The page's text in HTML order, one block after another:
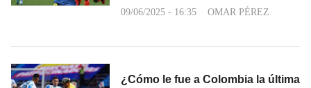
09/06/2025 - 16:35 OMAR PÉREZ
¿Cómo le fue a Colombia la última